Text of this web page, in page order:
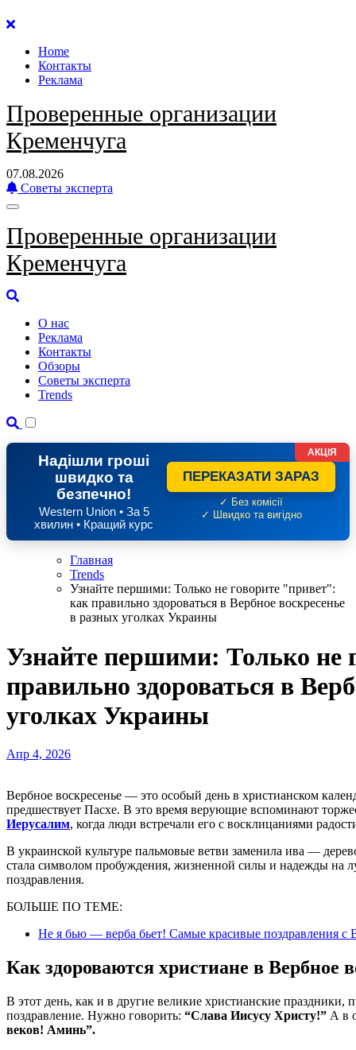
Перейти
содержанию
Home
Контакты
Реклама
Проверенные организации
Кременчуга
07.08.2026
Советы эксперта
Проверенные организации
Кременчуга
О нас
Реклама
Контакты
Обзоры
Советы эксперта
Trends
Надішли гроші
швидко та
безпечно!
Western Union • За 5
хвилин • Кращий курс
ПЕРЕКАЗАТИ ЗАРАЗ
✓ Без комісії
✓ Швидко та вигідно
АКЦІЯ
Главная
Trends
Узнайте першими: Только не говорите "привет":
как правильно здороваться в Вербное воскресенье
в разных уголках Украины
Узнайте першими: Только не
правильно здороваться в
уголках Украины
Апр 4, 2026
Вербное воскресенье — это особый день в христианском календаре, который открывает путь к Страстной неделе и
предшествует Пасхе. В это время верующие вспоминают
Иерусалим, когда люди встречали его с восклицаниями
В украинской культуре пальмовые ветви заменила ива —
стала символом пробуждения, жизненной силы и надежды на
поздравления.
БОЛЬШЕ ПО ТЕМЕ:
Не я бью — верба бьет! Самые красивые поздравления с
Как здороваются христиане в Вербное
В этот день, как и в другие великие христианские праздники,
поздравление. Нужно говорить: “Слава Иисусу Христу!” А в
веков! Аминь”.